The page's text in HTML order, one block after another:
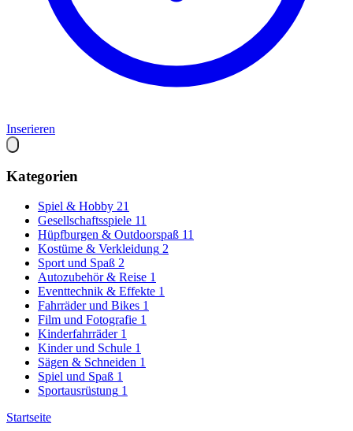
Inserieren
Kategorien
Spiel & Hobby 21
Gesellschaftsspiele 11
Hüpfburgen & Outdoorspaß 11
Kostüme & Verkleidung 2
Sport und Spaß 2
Autozubehör & Reise 1
Eventtechnik & Effekte 1
Fahrräder und Bikes 1
Film und Fotografie 1
Kinderfahrräder 1
Kinder und Schule 1
Sägen & Schneiden 1
Spiel und Spaß 1
Sportausrüstung 1
Startseite